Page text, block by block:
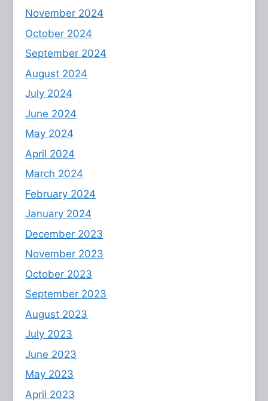
November 2024
October 2024
September 2024
August 2024
July 2024
June 2024
May 2024
April 2024
March 2024
February 2024
January 2024
December 2023
November 2023
October 2023
September 2023
August 2023
July 2023
June 2023
May 2023
April 2023